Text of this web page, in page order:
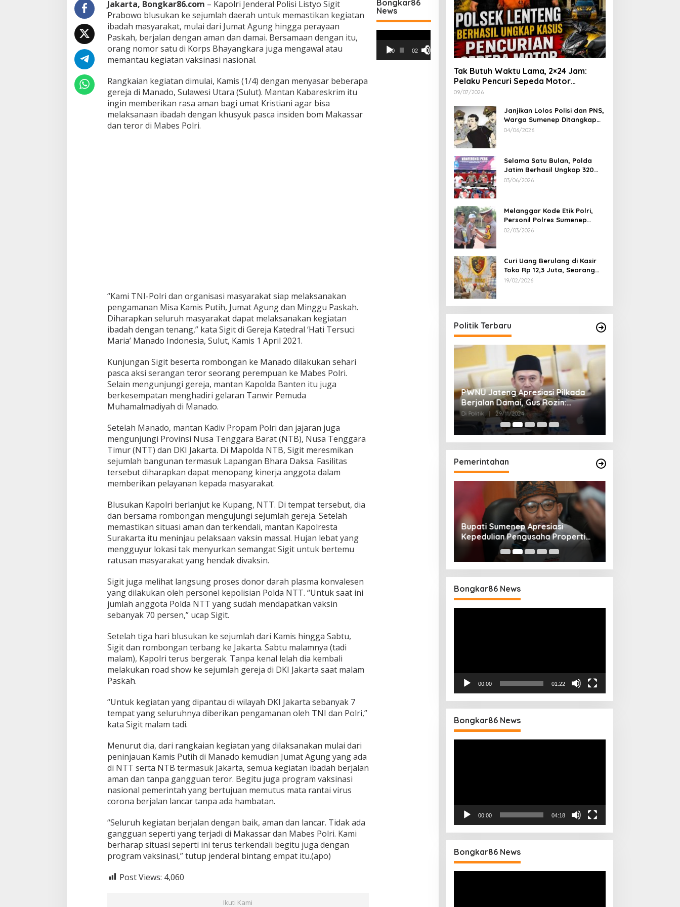
n
g
s
u
g
A
a
n
a
n
K
n
a
l
Jakarta, Bongkar86.com – Kapolri Jenderal Polisi Listyo Sigit
Prabowo blusukan ke sejumlah daerah untuk memastikan kegiatan
ibadah masyarakat, mulai dari Jumat Agung hingga perayaan
Paskah, berjalan dengan aman dan damai. Bersamaan dengan itu,
orang nomor satu di Korps Bhayangkara juga mengawal atau
memantau kegiatan vaksinasi nasional.
Rangkaian kegiatan dimulai, Kamis (1/4) dengan menyasar beberapa
gereja di Manado, Sulawesi Utara (Sulut). Mantan Kabareskrim itu
ingin memberikan rasa aman bagi umat Kristiani agar bisa
melaksanaan ibadah dengan khusyuk pasca insiden bom Makassar
dan teror di Mabes Polri.
“Kami TNI-Polri dan organisasi masyarakat siap melaksanakan
pengamanan Misa Kamis Putih, Jumat Agung dan Minggu Paskah.
Diharapkan seluruh masyarakat dapat melaksanakan kegiatan
ibadah dengan tenang,” kata Sigit di Gereja Katedral ‘Hati Tersuci
Maria’ Manado Indonesia, Sulut, Kamis 1 April 2021.
Kunjungan Sigit beserta rombongan ke Manado dilakukan sehari
pasca aksi serangan teror seorang perempuan ke Mabes Polri.
Selain mengunjungi gereja, mantan Kapolda Banten itu juga
berkesempatan menghadiri gelaran Tanwir Pemuda
Muhamalmadiyah di Manado.
Setelah Manado, mantan Kadiv Propam Polri dan jajaran juga
mengunjungi Provinsi Nusa Tenggara Barat (NTB), Nusa Tenggara
Timur (NTT) dan DKI Jakarta. Di Mapolda NTB, Sigit meresmikan
sejumlah bangunan termasuk Lapangan Bhara Daksa. Fasilitas
tersebut diharapkan dapat menopang kinerja anggota dalam
memberikan pelayanan kepada masyarakat.
Blusukan Kapolri berlanjut ke Kupang, NTT. Di tempat tersebut, dia
dan bersama rombongan mengujungi sejumlah gereja. Setelah
memastikan situasi aman dan terkendali, mantan Kapolresta
Surakarta itu meninjau pelaksaan vaksin massal. Hujan lebat yang
mengguyur lokasi tak menyurkan semangat Sigit untuk bertemu
ratusan masyarakat yang hendak divaksin.
Sigit juga melihat langsung proses donor darah plasma konvalesen
yang dilakukan oleh personel kepolisian Polda NTT. “Untuk saat ini
jumlah anggota Polda NTT yang sudah mendapatkan vaksin
sebanyak 70 persen,” ucap Sigit.
Setelah tiga hari blusukan ke sejumlah dari Kamis hingga Sabtu,
Sigit dan rombongan terbang ke Jakarta. Sabtu malamnya (tadi
malam), Kapolri terus bergerak. Tanpa kenal lelah dia kembali
melakukan road show ke sejumlah gereja di DKI Jakarta saat malam
Paskah.
“Untuk kegiatan yang dipantau di wilayah DKI Jakarta sebanyak 7
tempat yang seluruhnya diberikan pengamanan oleh TNI dan Polri,”
kata Sigit malam tadi.
Menurut dia, dari rangkaian kegiatan yang dilaksanakan mulai dari
peninjauan Kamis Putih di Manado kemudian Jumat Agung yang ada
di NTT serta NTB termasuk Jakarta, semua kegiatan ibadah berjalan
aman dan tanpa gangguan teror. Begitu juga program vaksinasi
nasional pemerintah yang bertujuan memutus mata rantai virus
corona berjalan lancar tanpa ada hambatan.
“Seluruh kegiatan berjalan dengan baik, aman dan lancar. Tidak ada
gangguan seperti yang terjadi di Makassar dan Mabes Polri. Kami
berharap situasi seperti ini terus terkendali begitu juga dengan
program vaksinasi,” tutup jenderal bintang empat itu.(apo)
Post Views: 4,060
Ikuti Kami
Bongkar86
News
Video
00:00 02:42
Tak Butuh Waktu Lama, 2×24 Jam:
Pelaku Pencuri Sepeda Motor
Langsung Diringkus Polsek Lenteng di
09/07/2026
Janjikan Lolos Polisi dan PNS,
Warga Sumenep Ditangkap
Polres Sampang, Korban Rugi
04/06/2026
Selama Satu Bulan, Polda
Jatim Berhasil Ungkap 320
Kasus Kejahatan Jalanan, BB
03/06/2026
Melanggar Kode Etik Polri,
Personil Polres Sumenep
Dipecat
02/03/2026
Curi Uang Berulang di Kasir
Toko Rp 12,3 Juta, Seorang
Pemuda Diamankan Tim
19/02/2026
Politik Terbaru
Ketua Komisi II DPR RI: Pilkada
PWNU Jateng Apresiasi Pilkada
Berjalan Damai, Gus Rozin:
Cerminan Kedewasaan Politik
Masyarakat
Di Politik | 29/11/2024
Pemerintahan
Pemkab Sumenep Salurkan
Tunjangan Guru Ngaji, Bupati
Fauzi: Guru Ngaji Berperan
Bupati Sumenep Apresiasi
Kepedulian Pengusaha Properti
Bantu Korban Gempa
Bongkar86 News
00:00 01:22
Bongkar86 News
00:00 04:18
Bongkar86 News